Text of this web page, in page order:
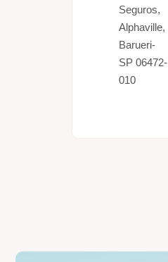
Seguros,
Alphaville,
Barueri-
SP 06472-
010